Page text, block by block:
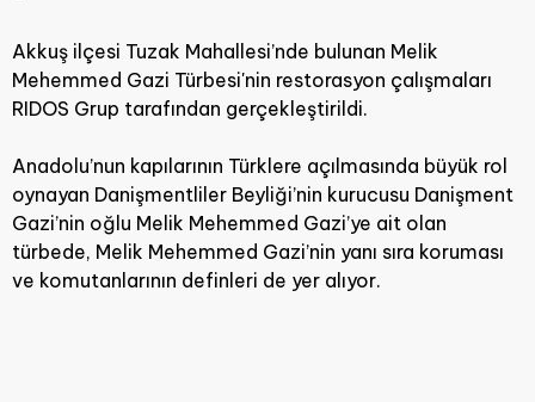
Akkuş ilçesi Tuzak Mahallesi’nde bulunan Melik
Mehemmed Gazi Türbesi'nin restorasyon çalışmaları
RIDOS Grup tarafından gerçekleştirildi.
Anadolu’nun kapılarının Türklere açılmasında büyük rol
oynayan Danişmentliler Beyliği’nin kurucusu Danişment
Gazi’nin oğlu Melik Mehemmed Gazi’ye ait olan
türbede, Melik Mehemmed Gazi’nin yanı sıra koruması
ve komutanlarının definleri de yer alıyor.